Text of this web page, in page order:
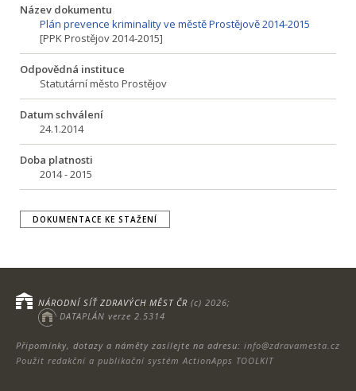
Název dokumentu
Plán prevence kriminality ve městě Prostějově 2014-2015
[PPK Prostějov 2014-2015]
Odpovědná instituce
Statutární město Prostějov
Datum schválení
24.1.2014
Doba platnosti
2014 - 2015
DOKUMENTACE KE STAŽENÍ
Připomínky, dotazy a náměty zasílejte na adresu: info@zdravamesta.cz
Použit redakční a publikační systém ActionApps TOOLKIT
NÁRODNÍ SÍŤ ZDRAVÝCH MĚST ČR (c) 2026;
DATAPLÁN verze 2.5314